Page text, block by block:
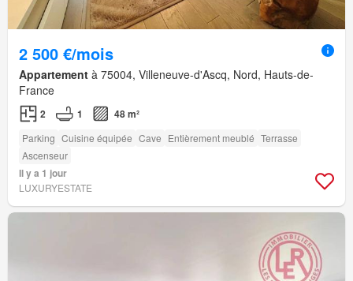
2 500 €/mois
Appartement à 75004, Villeneuve-d'Ascq, Nord, Hauts-de-
France
2 1 48 m²
Parking Cuisine équipée Cave Entièrement meublé Terrasse
Ascenseur
Il y a 1 jour
LUXURYESTATE